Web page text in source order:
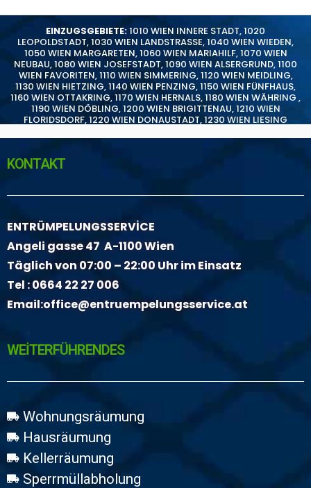
EINZUGSGEBIETE:1010 WIEN INNERE STADT,1020
LEOPOLDSTADT,1030 WIEN LANDSTRASSE,1040 WIEN WIEDEN,
1050 WIEN MARGARETEN,1060 WIEN MARIAHILF,1070 WIEN
NEUBAU,1080 WIEN JOSEFSTADT,1090 WIEN ALSERGRUND,1100
WIEN FAVORITEN,1110 WIEN SIMMERING,1120 WIEN MEIDLING,
1130 WIEN HIETZING,1140 WIEN PENZING,1150 WIEN FÜNFHAUS,
1160 WIEN OTTAKRING,1170 WIEN HERNALS,1180 WIEN WÄHRING ,
1190 WIEN DÖBLING,1200 WIEN BRIGITTENAU,1210 WIEN
FLORIDSDORF,1220 WIEN DONAUSTADT,1230 WIEN LIESING
KONTAKT
ENTRÜMPELUNGSSERVİCE
Angeli gasse 47 A-1100 Wien
Täglich von 07:00 – 22:00 Uhr im Einsatz
Tel :0664 22 27 006
Email:office@entruempelungsservice.at
WEİTERFÜHRENDES
Wohnungsräumung
Hausräumung
Kellerräumung
Sperrmüllabholung